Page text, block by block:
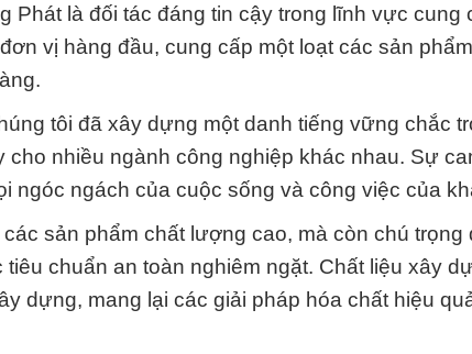
Phát là đối tác đáng tin cậy trong lĩnh vực cung
vị hàng đầu, cung cấp một loạt các sản
tôi đã xây dựng một danh tiếng vững chắc
nhiều ngành công nghiệp khác nhau. Sự
ngóc ngách của cuộc sống và công việc của
sản phẩm chất lượng cao, mà còn chú
chuẩn an toàn nghiêm ngặt. Chất liệu xây
dựng, mang lại các giải pháp hóa chất hiệu